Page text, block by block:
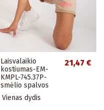
Laisvalaikio
kostiumas-EM-
KMPL-745.37P-
smėlio spalvos
21,47 €
Vienas dydis